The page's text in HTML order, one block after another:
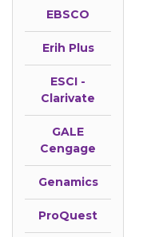
EBSCO
Erih Plus
ESCI -
Clarivate
GALE
Cengage
Genamics
ProQuest